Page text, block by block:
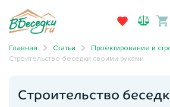
Главная Статьи
Проектирование и
Строительство беседки своими руками
Строительство